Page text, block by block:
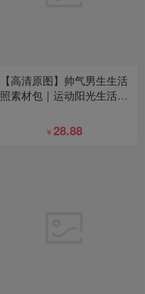
【高清原图】帅气男生生活
照素材包｜运动阳光生活感
￥28.88